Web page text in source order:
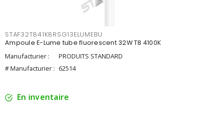
STAF32T841K8RSG13ELUMEBU
Ampoule E-Lume tube fluorescent 32W T8 4100K
Manufacturier :
PRODUITS STANDARD
# Manufacturier : 62514
En inventaire